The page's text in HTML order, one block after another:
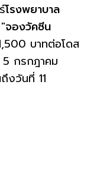
โรงพยาบาล
จองวัคซีน
บาทต่อโดส
5 กรกฎาคม
งวันที่ 11